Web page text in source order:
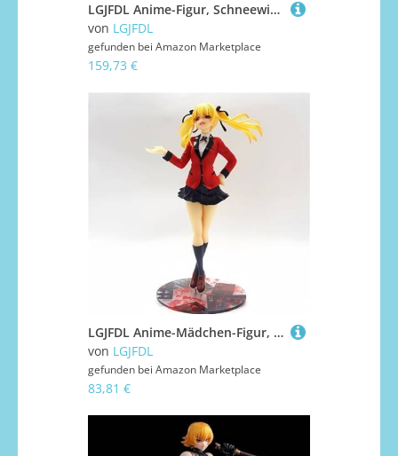
LGJFDL Anime-Figur, Schneewind von Taima-Ninja, niedliche Puppe, Dekoration, Modell, Cartoon-Spielzeugfigur, Anime-Girl-Serie, 14 cm
von LGJFDL
gefunden bei Amazon Marketplace
159,73 €
LGJFDL Anime-Mädchen-Figur, PVC-Modell, Spielzeug-Kollektion, Puppe, Erwachsenenstatue, Ornament, 20 cm
von LGJFDL
gefunden bei Amazon Marketplace
83,81 €